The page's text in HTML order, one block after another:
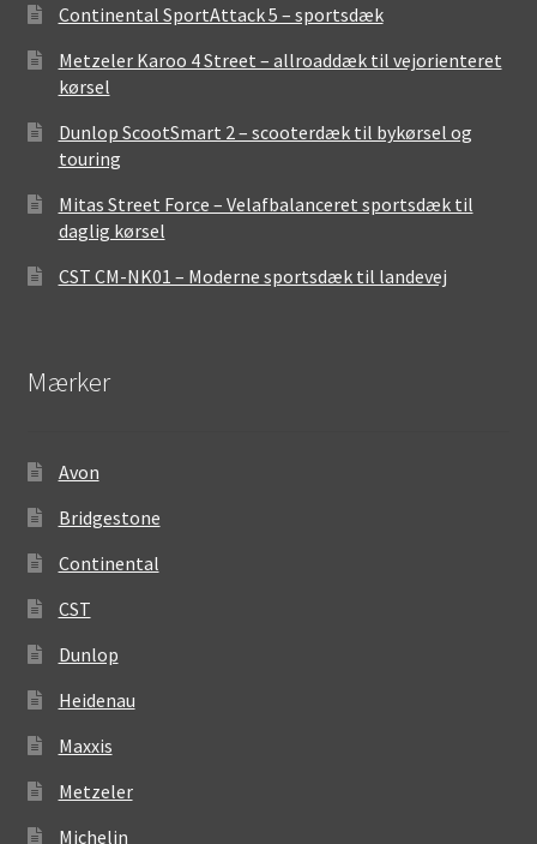
Continental SportAttack 5 – sportsdæk
Metzeler Karoo 4 Street – allroaddæk til vejorienteret
kørsel
Dunlop ScootSmart 2 – scooterdæk til bykørsel og
touring
Mitas Street Force – Velafbalanceret sportsdæk til
daglig kørsel
CST CM-NK01 – Moderne sportsdæk til landevej
Mærker
Avon
Bridgestone
Continental
CST
Dunlop
Heidenau
Maxxis
Metzeler
Michelin